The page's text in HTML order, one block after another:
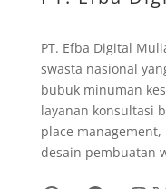
PT. Efba Digital
swasta nasional
bubuk minuman
layanan konsultasi
place management,
desain pembuatan